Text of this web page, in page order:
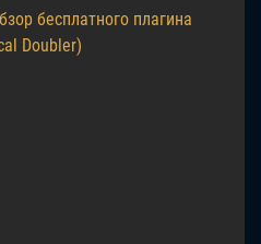
бесплатного плагина
Doubler)